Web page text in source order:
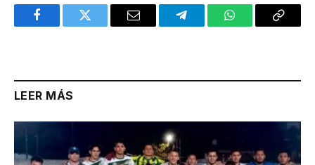
FacebookTwitter Email TelegramWhatsAppCopy
LEER MÁS